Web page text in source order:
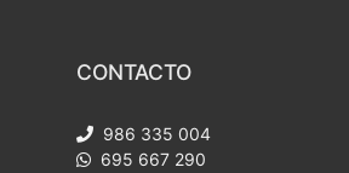
CONTACTO
986 335 004
695 667 290